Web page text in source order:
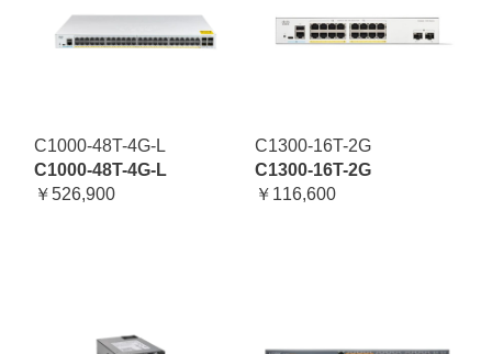
C1000-48T-4G-L
C1000-48T-4G-L
￥526,900
C1300-16T-2G
C1300-16T-2G
￥116,600